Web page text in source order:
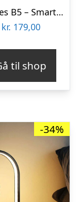
Newyes B5 – Smart Notesbog
kr. 179,00
til shop
-34%